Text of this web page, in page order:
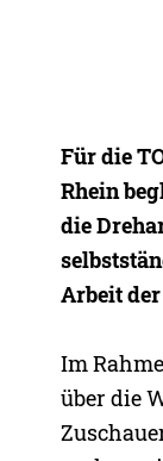
Für die
Rhein
die
Arbeit
Im
über die